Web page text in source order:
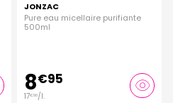
JONZAC
Pure eau micellaire purifiante
500ml
8€95
17€90/l.